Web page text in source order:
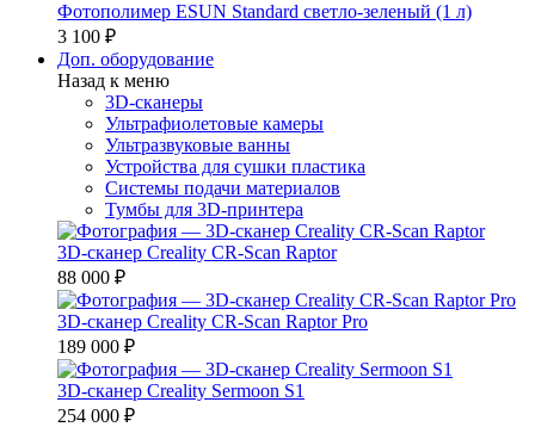
Фотополимер ESUN Standard светло-зеленый (1 л)
3 100 ₽
Доп. оборудование
Назад к меню
3D-сканеры
Ультрафиолетовые камеры
Ультразвуковые ванны
Устройства для сушки пластика
Системы подачи материалов
Тумбы для 3D-принтера
3D-сканер Creality CR-Scan Raptor
88 000 ₽
3D-сканер Creality CR-Scan Raptor Pro
189 000 ₽
3D-сканер Creality Sermoon S1
254 000 ₽